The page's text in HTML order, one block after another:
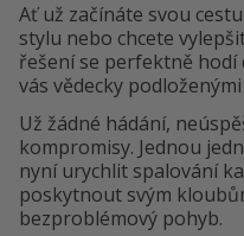
Ať už začínáte svou
stylu nebo chcete
řešení se perfektně hodí
vás vědecky
Už žádné hádání,
kompromisy. Jednou
nyní urychlit spalování
poskytnout svým
bezproblémový pohyb.